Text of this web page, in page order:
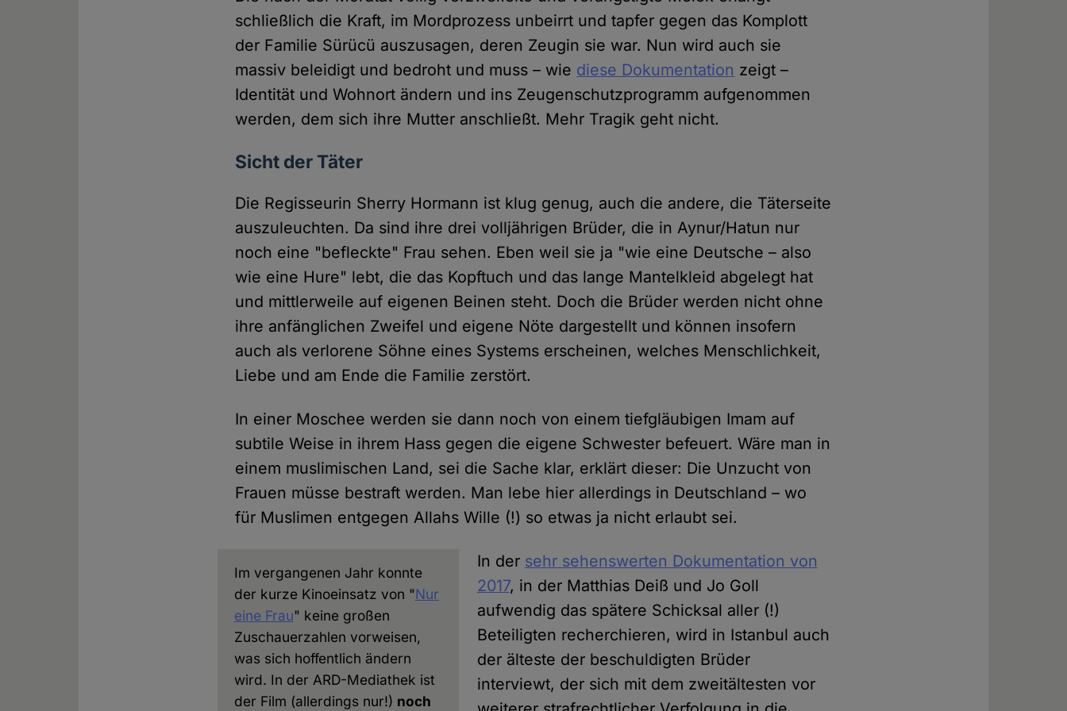
schließlich die Kraft, im Mordprozess unbeirrt und tapfer gegen das Komplott
der Familie Sürücü auszusagen, deren Zeugin sie war. Nun wird auch sie
massiv beleidigt und bedroht und muss – wie diese Dokumentation zeigt –
Identität und Wohnort ändern und ins Zeugenschutzprogramm aufgenommen
werden, dem sich ihre Mutter anschließt. Mehr Tragik geht nicht.
Sicht der Täter
Die Regisseurin Sherry Hormann ist klug genug, auch die andere, die Täterseite
auszuleuchten. Da sind ihre drei volljährigen Brüder, die in Aynur/Hatun nur
noch eine "befleckte" Frau sehen. Eben weil sie ja "wie eine Deutsche – also
wie eine Hure" lebt, die das Kopftuch und das lange Mantelkleid abgelegt hat
und mittlerweile auf eigenen Beinen steht. Doch die Brüder werden nicht ohne
ihre anfänglichen Zweifel und eigene Nöte dargestellt und können insofern
auch als verlorene Söhne eines Systems erscheinen, welches Menschlichkeit,
Liebe und am Ende die Familie zerstört.
In einer Moschee werden sie dann noch von einem tiefgläubigen Imam auf
subtile Weise in ihrem Hass gegen die eigene Schwester befeuert. Wäre man in
einem muslimischen Land, sei die Sache klar, erklärt dieser: Die Unzucht von
Frauen müsse bestraft werden. Man lebe hier allerdings in Deutschland – wo
für Muslimen entgegen Allahs Wille (!) so etwas ja nicht erlaubt sei.
Im vergangenen Jahr konnte
der kurze Kinoeinsatz von "Nur
eine Frau" keine großen
Zuschauerzahlen vorweisen,
was sich hoffentlich ändern
wird. In der ARD-Mediathek ist
der Film (allerdings nur!) noch
In der sehr sehenswerten Dokumentation von
2017, in der Matthias Deiß und Jo Goll
aufwendig das spätere Schicksal aller (!)
Beteiligten recherchieren, wird in Istanbul auch
der älteste der beschuldigten Brüder
interviewt, der sich mit dem zweitältesten vor